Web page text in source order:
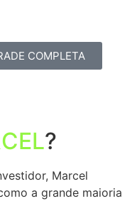
COMPLETA
?
Marcel
a grande maioria